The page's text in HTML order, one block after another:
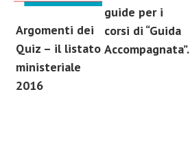
Argomenti dei
Quiz – il listato
ministeriale
2016
guide per i
corsi di “Guida
Accompagnata”.